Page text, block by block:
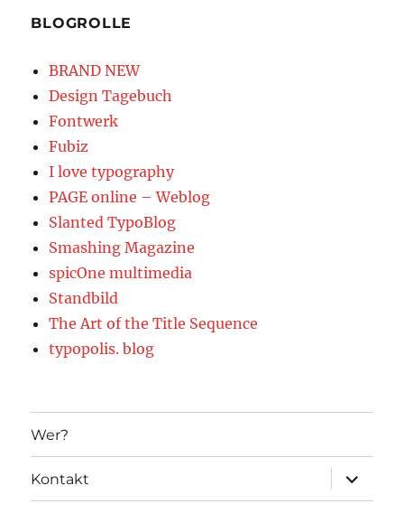
BLOGROLLE
BRAND NEW
Design Tagebuch
Fontwerk
Fubiz
I love typography
PAGE online – Weblog
Slanted TypoBlog
Smashing Magazine
spicOne multimedia
Standbild
The Art of the Title Sequence
typopolis. blog
Wer?
Kontakt
öffnen